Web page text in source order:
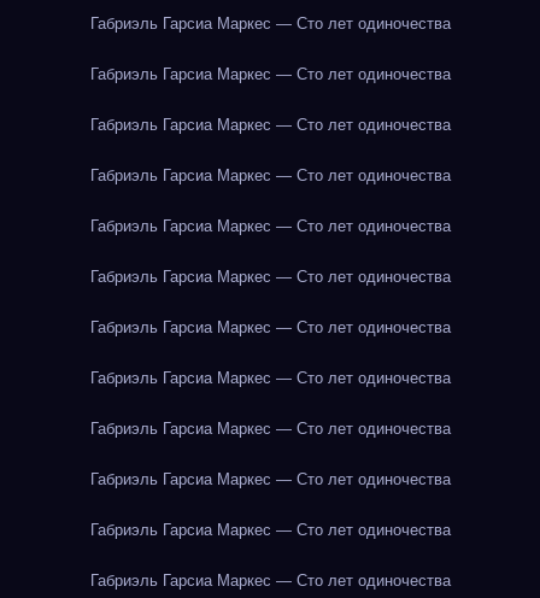
Габриэль Гарсиа Маркес — Сто лет одиночества
Габриэль Гарсиа Маркес — Сто лет одиночества
Габриэль Гарсиа Маркес — Сто лет одиночества
Габриэль Гарсиа Маркес — Сто лет одиночества
Габриэль Гарсиа Маркес — Сто лет одиночества
Габриэль Гарсиа Маркес — Сто лет одиночества
Габриэль Гарсиа Маркес — Сто лет одиночества
Габриэль Гарсиа Маркес — Сто лет одиночества
Габриэль Гарсиа Маркес — Сто лет одиночества
Габриэль Гарсиа Маркес — Сто лет одиночества
Габриэль Гарсиа Маркес — Сто лет одиночества
Габриэль Гарсиа Маркес — Сто лет одиночества